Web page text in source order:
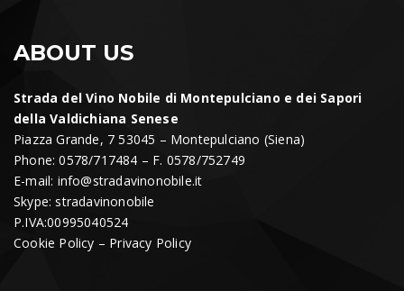
ABOUT US
Strada del Vino Nobile di Montepulciano e dei Sapori
della Valdichiana Senese
Piazza Grande, 7 53045 – Montepulciano (Siena)
Phone: 0578/717484 – F. 0578/752749
E-mail: info@stradavinonobile.it
Skype: stradavinonobile
P.IVA:00995040524
Cookie Policy – Privacy Policy